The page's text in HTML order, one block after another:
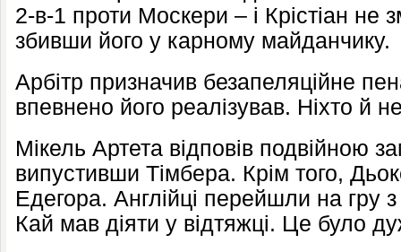
2-в-1 проти Москери – і Крістіан не
збивши його у карному майданчику.
Арбітр призначив безапеляційне
впевнено його реалізував. Ніхто й
Мікель Артета відповів подвійною
випустивши Тімбера. Крім того,
Едегора. Англійці перейшли на
Кай мав діяти у відтяжці. Це було